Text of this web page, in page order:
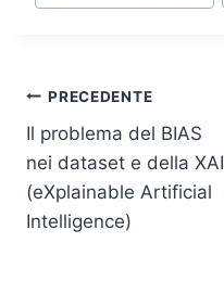
Navigazione
articoli
PRECEDENTE
Il problema del BIAS
nei dataset e della XAI
(eXplainable Artificial
Intelligence)